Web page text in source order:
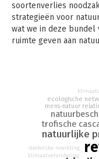
soortenverlies
strategieën voor
wat we in deze bundel
ruimte geven aan
In deze essaybundel
die hun visie geven
maatschappelijke
Rewilding vindt
heel landschap wordt
cruciale maar
natuurlijke
trofische
klimaatverandering
mens-natuur
ecologische
stedelijke rewilding